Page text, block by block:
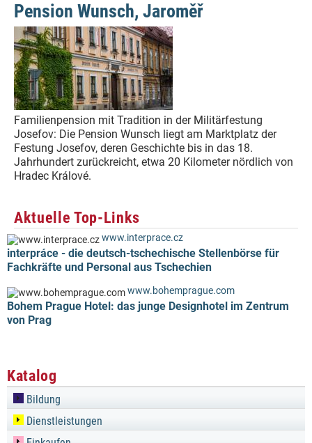
Pension Wunsch, Jaroměř
Familienpension mit Tradition in der Militärfestung
Josefov: Die Pension Wunsch liegt am Marktplatz der
Festung Josefov, deren Geschichte bis in das 18.
Jahrhundert zurückreicht, etwa 20 Kilometer nördlich von
Hradec Králové.
Aktuelle Top-Links
www.interprace.cz
interpráce - die deutsch-tschechische Stellenbörse für
Fachkräfte und Personal aus Tschechien
www.bohemprague.com
Bohem Prague Hotel: das junge Designhotel im Zentrum
von Prag
Katalog
Bildung
Dienstleistungen